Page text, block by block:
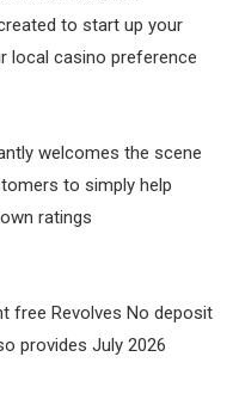
to start up your
local casino preference
welcomes the scene
to simply help
ratings
free Revolves No deposit
provides July 2026